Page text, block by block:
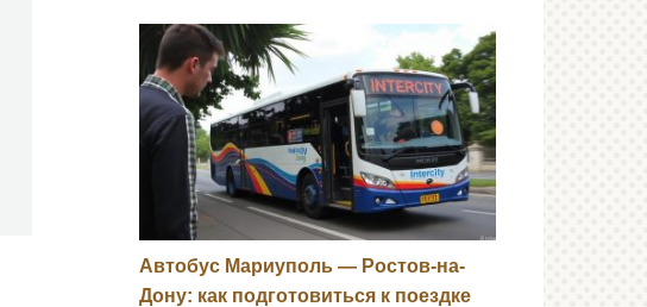
Автобус Мариуполь — Ростов-на-
Дону: как подготовиться к поездке